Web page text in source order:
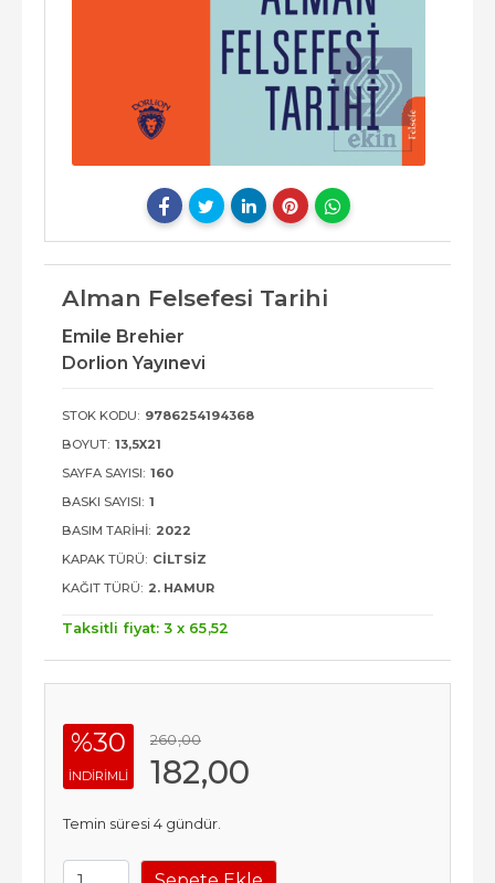
Alman Felsefesi Tarihi
Emile Brehier
Dorlion Yayınevi
STOK KODU: 9786254194368
BOYUT: 13,5X21
SAYFA SAYISI: 160
BASKI SAYISI: 1
BASIM TARIHI: 2022
KAPAK TÜRÜ: CILTSIZ
KAĞIT TÜRÜ: 2. HAMUR
Taksitli fiyat: 3 x 65,52
%30
INDIRIMLI
260,00
182,00
Temin süresi 4 gündür.